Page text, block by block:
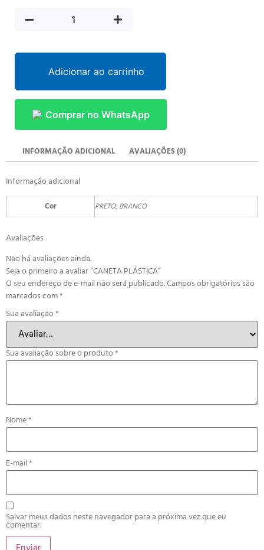
Adicionar ao carrinho
Comprar no WhatsApp
INFORMAÇÃO ADICIONAL AVALIAÇÕES (0)
Informação adicional
Cor PRETO, BRANCO
Avaliações
Não há avaliações ainda.
Seja o primeiro a avaliar “CANETA PLÁSTICA”
O seu endereço de e-mail não será publicado.Campos obrigatórios são
marcados com*
Sua avaliação*
Sua avaliação sobre o produto*
Nome*
E-mail*
Salvar meus dados neste navegador para a próxima vez que eu
comentar.